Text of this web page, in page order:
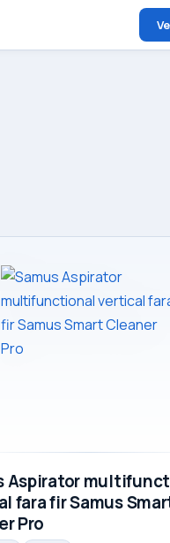
Aspirator
fara fir Samus
Pro